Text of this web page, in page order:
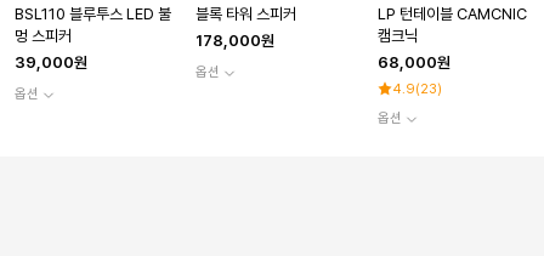
BSL110 블루투스 LED 불
멍 스피커
39,000원
옵션
블록 타워 스피커
178,000원
옵션
LP 턴테이블 CAMCNIC
캠크닉
68,000원
4.9(23)
옵션